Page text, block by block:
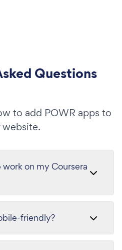
Questions
to add POWR apps to
on my Coursera
friendly?